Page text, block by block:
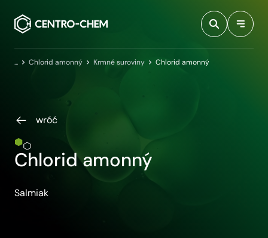
Domovská stránka
Chlorid amonný Krmné suroviny Chlorid amonný
wróć
Chlorid amonný
Salmiak